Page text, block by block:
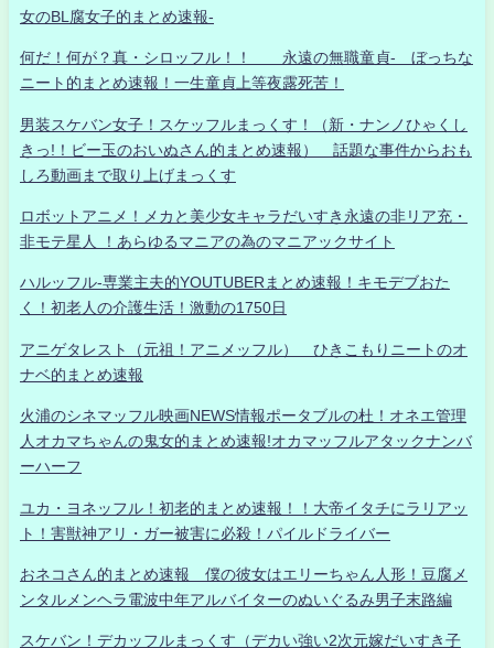
女のBL腐女子的まとめ速報-
何だ！何が？真・シロッフル！！ 永遠の無職童貞- ぼっちな
ニート的まとめ速報！一生童貞上等夜露死苦！
男装スケバン女子！スケッフルまっくす！（新・ナンノひゃくし
きっ!！ビー玉のおいぬさん的まとめ速報） 話題な事件からおも
しろ動画まで取り上げまっくす
ロボットアニメ！メカと美少女キャラだいすき永遠の非リア充・
非モテ星人 ！あらゆるマニアの為のマニアックサイト
ハルッフル-専業主夫的YOUTUBERまとめ速報！キモデブおた
く！初老人の介護生活！激動の1750日
アニゲタレスト（元祖！アニメッフル） ひきこもりニートのオ
ナベ的まとめ速報
火浦のシネマッフル映画NEWS情報ポータブルの杜！オネエ管理
人オカマちゃんの鬼女的まとめ速報!オカマッフルアタックナンバ
ーハーフ
ユカ・ヨネッフル！初老的まとめ速報！！大帝イタチにラリアッ
ト！害獣神アリ・ガー被害に必殺！パイルドライバー
おネコさん的まとめ速報 僕の彼女はエリーちゃん人形！豆腐メ
ンタルメンヘラ電波中年アルバイターのぬいぐるみ男子末路編
スケバン！デカッフルまっくす（デカい強い2次元嫁だいすき子